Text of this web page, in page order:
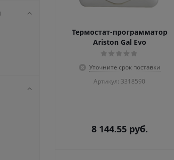
Термостат-программатор
Ariston Gal Evo
Уточните срок поставки
Артикул: 3318590
8 144.55руб.